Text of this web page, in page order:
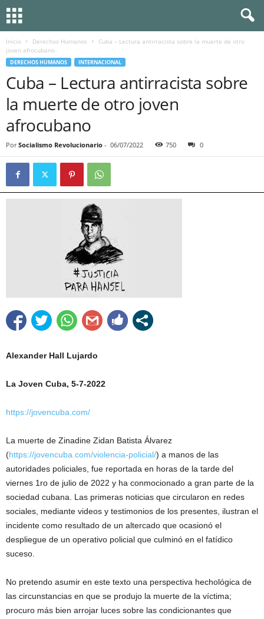
Inicio Derechos Humanos
Cuba – Lectura antirracista sobre la muerte de otro
joven afrocubano
DERECHOS HUMANOS INTERNACIONAL
Cuba – Lectura antirracista sobre
la muerte de otro joven
afrocubano
Por Socialismo Revolucionario - 06/07/2022 750 0
Alexander Hall Lujardo
La Joven Cuba, 5-7-2022
https://jovencuba.com/
La muerte de Zinadine Zidan Batista Álvarez
(https://jovencuba.com/violencia-policial/) a manos de las
autoridades policiales, fue reportada en horas de la tarde del
viernes 1ro de julio de 2022 y ha conmocionado a gran parte de la
sociedad cubana. Las primeras noticias que circularon en redes
sociales, mediante videos y testimonios de los presentes, ilustran el
incidente como resultado de un altercado que ocasionó el
despliegue de un operativo policial que culminó en el fatídico
suceso.
No pretendo asumir en este texto una perspectiva hechológica de
las circunstancias en que se produjo la muerte de la víctima;
procuro más bien arrojar luces sobre las condicionantes que